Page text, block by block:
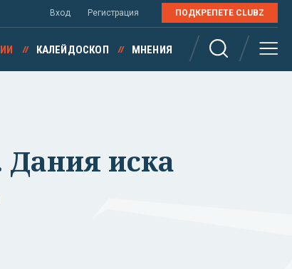
Вход Регистрация ПОДКРЕПЕТЕ CLUBZ
КАЛЕЙДОСКОП МНЕНИЯ
Дания иска